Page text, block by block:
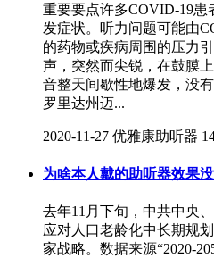
重要要点许多COVID-19患
发症状。听力问题可能由
的药物或疾病周围的压力
声，突然而尖锐，在鼓膜
音整天间歇性地爆发，没
罗里达州迈...
2020-11-27 优雅康助听器
为啥本人戴的助听器效果
去年11月下旬，中共中央
应对人口老龄化中长期规
家战略。数据来源“2020-